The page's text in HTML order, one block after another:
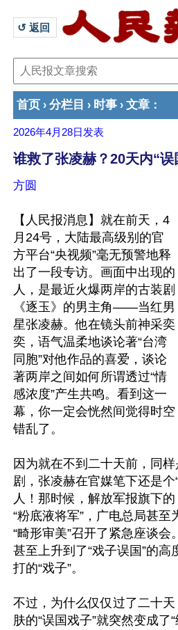
↺ 返回
首页 › 分栏目 › 时事 › 文章 ：
2026年4月28日 发表
谁救了张凌赫？20天内“
方圆
【人民报消息】就在前天，4
月24号，大陆最高级别的官
方平台“央视频”毫无预警地释
出了一段专访。画面中出现的
人，是最近火爆两岸的古装剧
《逐玉》的男主角——当红男
星张凌赫。他在镜头前神采奕
奕，语气温柔地谈论著“台湾
同胞”对他作品的喜爱，谈论
著两岸之间如何所谓透过“情
感浓度”产生共鸣。看到这一
幕，你一定会恍然间觉得时空
错乱了。
因为就在不到二十天前，同
剧，张凌赫在官媒笔下还是个
人！那时候，解放军报旗下
“粉底液将军”，广电总局甚至
“畸形审美”召开了紧急座谈会
甚至上升到了“戏子误国”的
打的“戏子”。
不过，为什么仅仅过了二十
肤的“误国戏子”就突然变成了